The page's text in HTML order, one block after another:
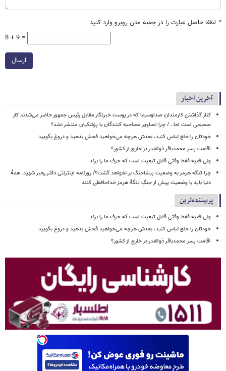
* لطفا حاصل عبارت را در جعبه متن روبرو وارد کنید
8 + 9 =
ارسال
آخرین اخبار
کنار گذاشتن کارمندان صداوسیما که در پوست خبرنگار مقابل رئیس جمهور حاضر می‌شدند کار
صحیحی است اما.../ چرا تصاویر مصاحبه کنندگان با پزشکیان منتشر نشد؟
خودتان را خلع لباس کنید، بعدش هرچه می‌خواهید فحش بدهید و دروغ بگویید
اقامت پسر محمدباقر ذوالقدر در خارج از کشور؟
ولی فقیه فقط وقتی قابل تبعیت است که جرف ما را بزند
چرا تنگه هرمز به وضعیت پیشاجنگ بر نخواهد گشت؟/ روزنامه اینترنتی دفتر رهبر شهید: همۀ
دنیا باید با وضعیت پیش از جنگِ تنگۀ هرمز خداحافظی کنند
پربیننده‌ترین
ولی فقیه فقط وقتی قابل تبعیت است که جرف ما را بزند
خودتان را خلع لباس کنید، بعدش هرچه می‌خواهید فحش بدهید و دروغ بگویید
اقامت پسر محمدباقر ذوالقدر در خارج از کشور؟